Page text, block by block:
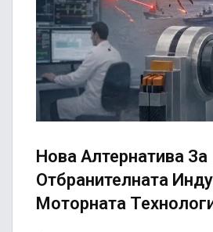
Нова Алтернатива За
Отбранителната
Моторната